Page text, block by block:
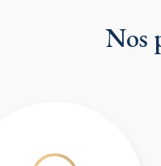
Nos